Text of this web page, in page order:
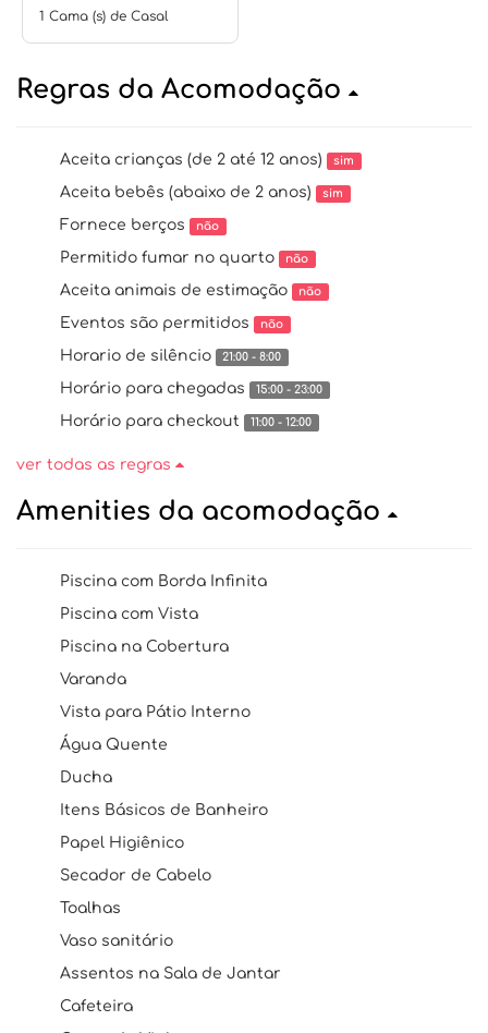
1 Cama (s) de Casal
Regras da Acomodação
Aceita crianças (de 2 até 12 anos) sim
Aceita bebês (abaixo de 2 anos) sim
Fornece berços não
Permitido fumar no quarto não
Aceita animais de estimação não
Eventos são permitidos não
Horario de silêncio 21:00 - 8:00
Horário para chegadas 15:00 - 23:00
Horário para checkout 11:00 - 12:00
ver todas as regras
Amenities da acomodação
Piscina com Borda Infinita
Piscina com Vista
Piscina na Cobertura
Varanda
Vista para Pátio Interno
Água Quente
Ducha
Itens Básicos de Banheiro
Papel Higiênico
Secador de Cabelo
Toalhas
Vaso sanitário
Assentos na Sala de Jantar
Cafeteira